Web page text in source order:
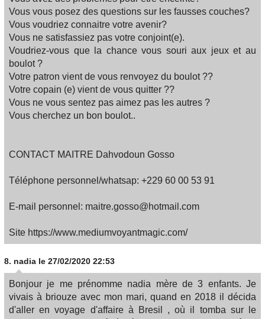
Vous vous posez des questions sur les fausses couches?
Vous voudriez connaitre votre avenir?
Vous ne satisfassiez pas votre conjoint(e).
Voudriez-vous que la chance vous souri aux jeux et au
boulot ?
Votre patron vient de vous renvoyez du boulot ??
Votre copain (e) vient de vous quitter ??
Vous ne vous sentez pas aimez pas les autres ?
Vous cherchez un bon boulot..
CONTACT MAITRE Dahvodoun Gosso
Téléphone personnel/whatsap: +229 60 00 53 91
E-mail personnel: maitre.gosso@hotmail.com
Site https://www.mediumvoyantmagic.com/
8. nadia le 27/02/2020 22:53
Bonjour je me prénomme nadia mère de 3 enfants. Je
vivais à briouze avec mon mari, quand en 2018 il décida
d'aller en voyage d'affaire à Bresil , où il tomba sur le